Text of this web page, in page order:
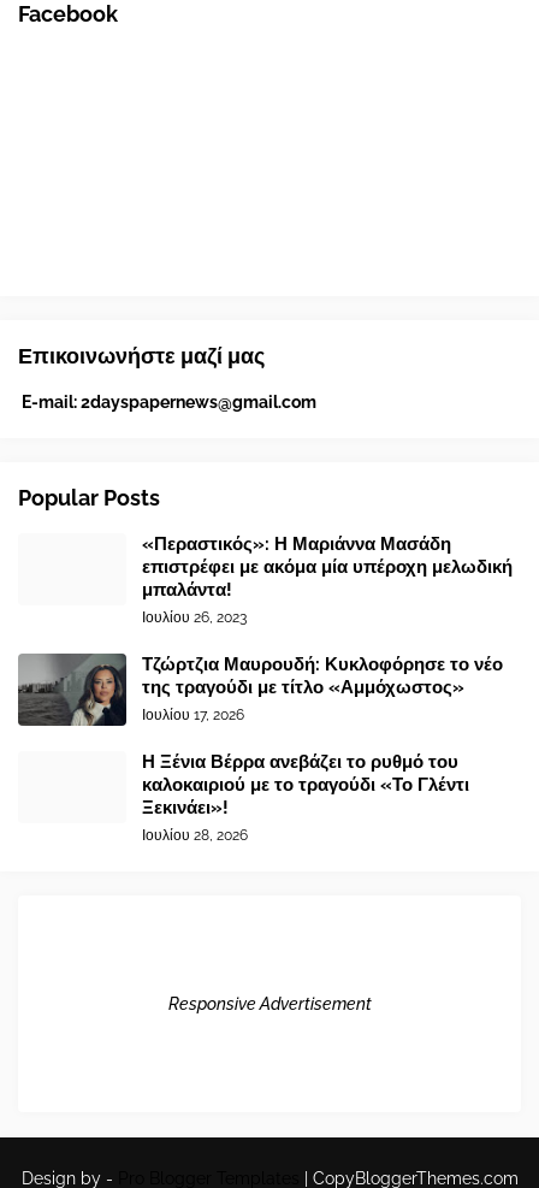
Facebook
Επικοινωνήστε μαζί μας
E-mail:2dayspapernews@gmail.com
Popular Posts
«Περαστικός»: Η Μαριάννα Μασάδη
επιστρέφει με ακόμα μία υπέροχη μελωδική
μπαλάντα!
Ιουλίου 26, 2023
Τζώρτζια Μαυρουδή: Κυκλοφόρησε το νέο
της τραγούδι με τίτλο «Αμμόχωστος»
Ιουλίου 17, 2026
Η Ξένια Βέρρα ανεβάζει το ρυθμό του
καλοκαιριού με το τραγούδι «Το Γλέντι
Ξεκινάει»!
Ιουλίου 28, 2026
Responsive Advertisement
Design by - CopyBloggerThemes.com